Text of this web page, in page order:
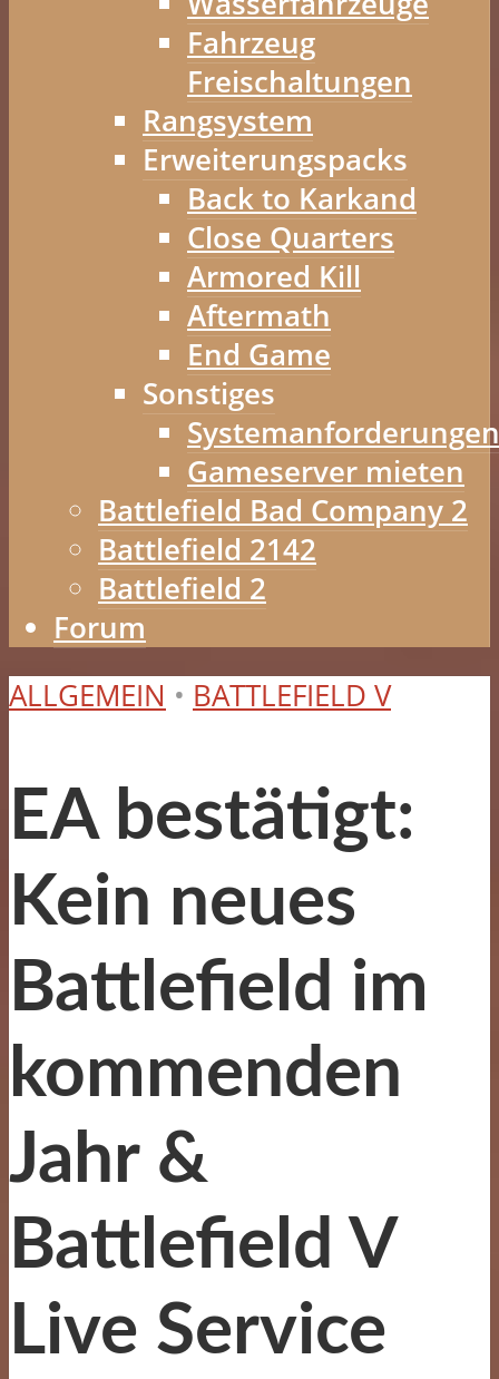
Fahrzeug
Freischaltungen
Rangsystem
Erweiterungspacks
Back to Karkand
Close Quarters
Armored Kill
Aftermath
End Game
Sonstiges
Systemanforderungen
Gameserver mieten
Battlefield Bad Company 2
Battlefield 2142
Battlefield 2
Forum
ALLGEMEIN • BATTLEFIELD V
EA bestätigt:
Kein neues
Battlefield im
kommenden
Jahr &
Battlefield V
Live Service